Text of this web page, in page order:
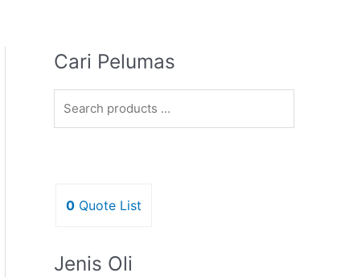
Cari Pelumas
0 Quote List
Jenis Oli